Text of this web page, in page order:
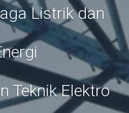
Listrik dan
Teknik Elektro